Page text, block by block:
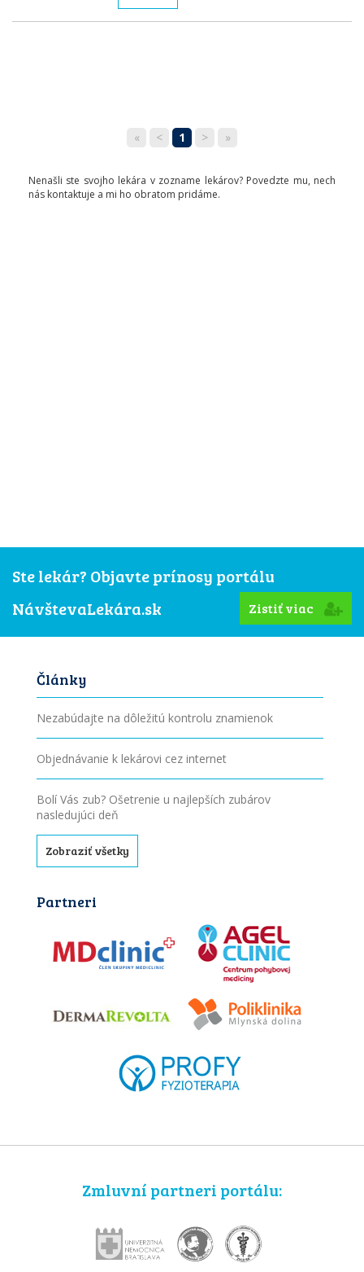
« < 1 > »
Nenašli ste svojho lekára v zozname lekárov? Povedzte mu, nech
nás kontaktuje a mi ho obratom pridáme.
Ste lekár? Objavte prínosy portálu
NávštevaLekára.sk
Zistiť viac
Články
Nezabúdajte na dôležitú kontrolu znamienok
Objednávanie k lekárovi cez internet
Bolí Vás zub? Ošetrenie u najlepších zubárov
nasledujúci deň
Zobraziť všetky
Partneri
Zmluvní partneri portálu: